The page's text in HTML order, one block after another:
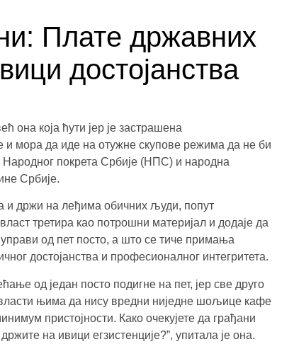
Плате државних
достојанства
она која ћути јер је застрашена
мора да иде на отужне скупове режима да не би
Народног покрета Србије (НПС) и народна
Србије.
и држи на леђима обичних људи, попут
третира као потрошни материјал и додаје да
од пет посто, а што се тиче примања
достојанства и професионалног интегритета.
од један посто подигне на пет, јер све друго
њима да нису вредни ниједне шољице кафе
пристојности. Како очекујете да грађани
на ивици егзистенције?”, упитала је она.